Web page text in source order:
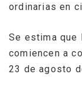
ordinarias en
Se estima que
comiencen a
23 de agosto